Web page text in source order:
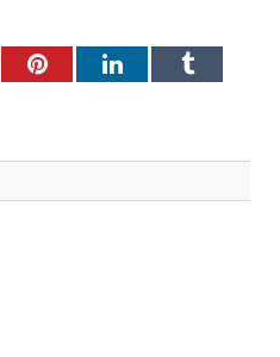
PinterestLinkedInTumblr